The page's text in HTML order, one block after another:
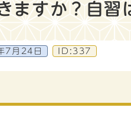
ますか？自習
7月24日 ID:337